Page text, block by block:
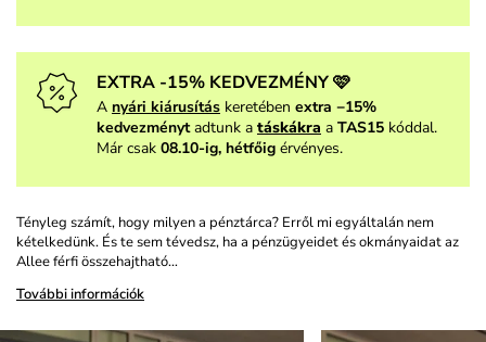
EXTRA -15% KEDVEZMÉNY 🩷
A nyári kiárusítás keretében extra −15%
kedvezménytadtunk a táskákra a TAS15 kóddal.
Már csak 08.10-ig, hétfőig érvényes.
Tényleg számít, hogy milyen a pénztárca? Erről mi egyáltalán nem
kételkedünk. És te sem tévedsz, ha a pénzügyeidet és okmányaidat az
Allee férfi összehajtható…
További információk